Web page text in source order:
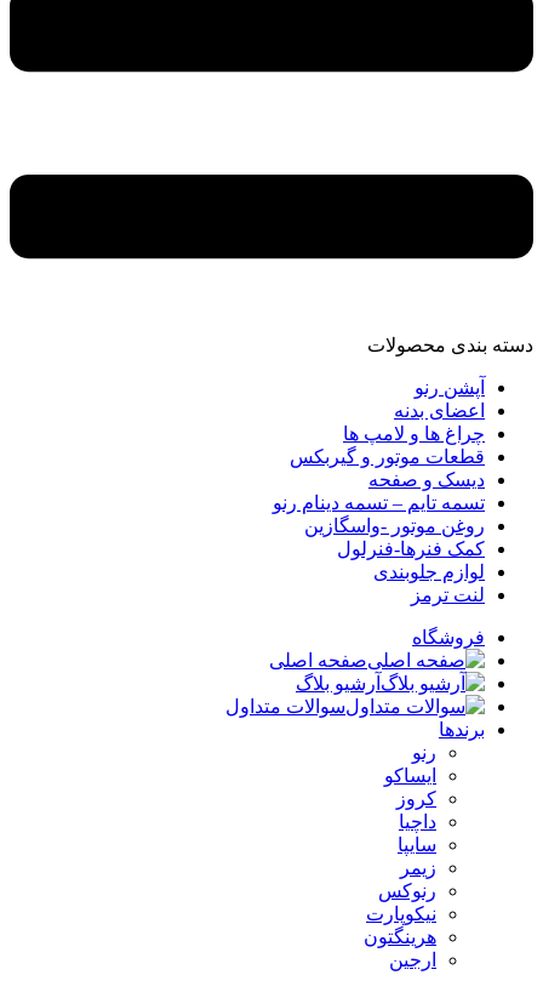
دسته‌ بندی محصولات
آپشن رنو
اعضای بدنه
چراغ ها و لامپ ها
قطعات موتور و گیربکس
دیسک و صفحه
تسمه تایم – تسمه دینام رنو
روغن موتور -واسگازین
کمک فنرها-فنرلول
لوازم جلوبندی
لنت ترمز
فروشگاه
صفحه اصلی
آرشیو بلاگ
سوالات متداول
برندها
رنو
ایساکو
کروز
داچیا
سایپا
زیمر
رنوکس
نیکوپارت
هرینگتون
ارجین